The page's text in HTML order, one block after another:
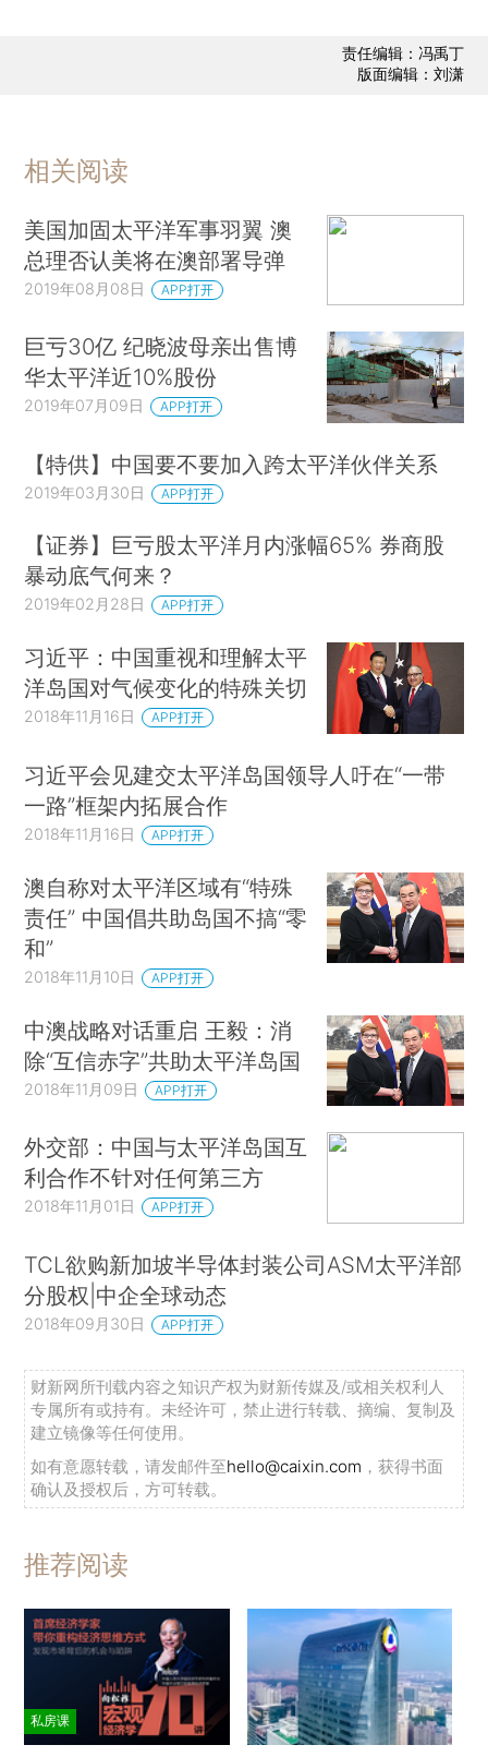
责任编辑：冯禹丁
版面编辑：刘潇
相关阅读
美国加固太平洋军事羽翼 澳
总理否认美将在澳部署导弹
2019年08月08日 APP打开
巨亏30亿 纪晓波母亲出售博
华太平洋近10%股份
2019年07月09日 APP打开
【特供】中国要不要加入跨太平洋伙伴关系
2019年03月30日 APP打开
【证券】巨亏股太平洋月内涨幅65% 券​商股
暴动底气何来？
2019年02月28日 APP打开
习近平：中国重视和理解太平
洋岛国对气候变化的特殊关切
2018年11月16日 APP打开
习近平会见建交太平洋岛国领导人吁在“一带
一路”框架内拓展合作
2018年11月16日 APP打开
澳自称对太平洋区域有“特殊
责任” 中国倡共助岛国不搞“零
和”
2018年11月10日 APP打开
中澳战略对话重启 王毅：消
除“互信赤字”共助太平洋岛国
2018年11月09日 APP打开
外交部：中国与太平洋岛国互
利合作不针对任何第三方
2018年11月01日 APP打开
TCL欲购新加坡半导体封装公司ASM太平洋部
分股权|中企全球动态
2018年09月30日 APP打开
财新网所刊载内容之知识产权为财新传媒及/或相关权利人
专属所有或持有。未经许可，禁止进行转载、摘编、复制及
建立镜像等任何使用。
如有意愿转载，请发邮件至hello@caixin.com ，获得书面
确认及授权后，方可转载。
推荐阅读
私房课